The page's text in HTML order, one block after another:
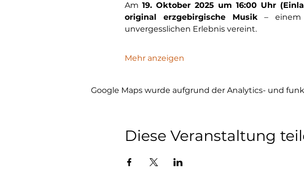
Am 19. Oktober 2025 um 16:00 Uhr
original erzgebirgische Musik – einem
unvergesslichen Erlebnis vereint.
Mehr anzeigen
Google Maps wurde aufgrund der Analytics- und
Diese Veranstaltung